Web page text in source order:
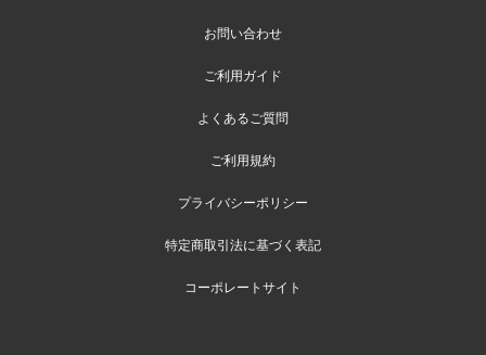
お問い合わせ
ご利用ガイド
よくあるご質問
ご利用規約
プライバシーポリシー
特定商取引法に基づく表記
コーポレートサイト